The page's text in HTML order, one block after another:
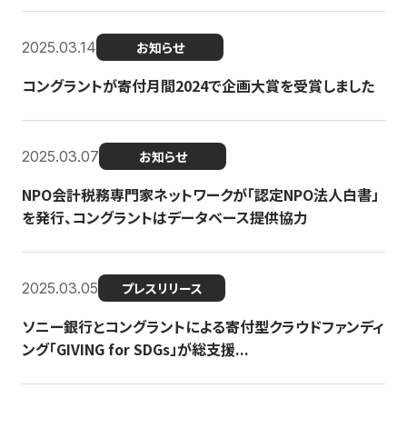
2025.03.14 お知らせ
コングラントが寄付月間2024で企画大賞を受賞しました
2025.03.07 お知らせ
NPO会計税務専門家ネットワークが「認定NPO法人白書」
を発行、コングラントはデータベース提供協力
2025.03.05 プレスリリース
ソニー銀行とコングラントによる寄付型クラウドファンディ
ング「GIVING for SDGs」が総支援...